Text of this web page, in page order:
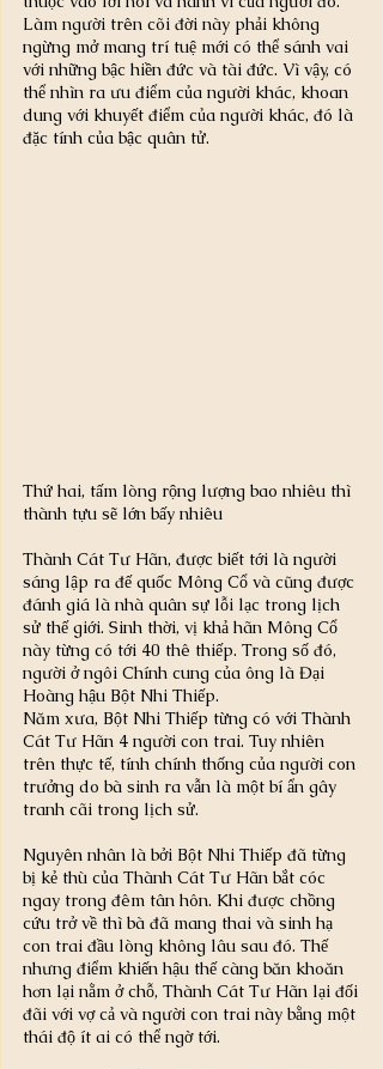
Làm người trên cõi đời này phải không
ngừng mở mang trí tuệ mới có thể sánh vai
với những bậc hiền đức và tài đức. Vì vậy, có
thể nhìn ra ưu điểm của người khác, khoan
dung với khuyết điểm của người khác, đó là
đặc tính của bậc quân tử.
Thứ hai, tấm lòng rộng lượng bao nhiêu thì
thành tựu sẽ lớn bấy nhiêu
Thành Cát Tư Hãn, được biết tới là người
sáng lập ra đế quốc Mông Cổ và cũng được
đánh giá là nhà quân sự lỗi lạc trong lịch
sử thế giới. Sinh thời, vị khả hãn Mông Cổ
này từng có tới 40 thê thiếp. Trong số đó,
người ở ngôi Chính cung của ông là Đại
Hoàng hậu Bột Nhi Thiếp.
Năm xưa, Bột Nhi Thiếp từng có với Thành
Cát Tư Hãn 4 người con trai. Tuy nhiên
trên thực tế, tính chính thống của người con
trưởng do bà sinh ra vẫn là một bí ẩn gây
tranh cãi trong lịch sử.
Nguyên nhân là bởi Bột Nhi Thiếp đã từng
bị kẻ thù của Thành Cát Tư Hãn bắt cóc
ngay trong đêm tân hôn. Khi được chồng
cứu trở về thì bà đã mang thai và sinh hạ
con trai đầu lòng không lâu sau đó. Thế
nhưng điểm khiến hậu thế càng băn khoăn
hơn lại nằm ở chỗ, Thành Cát Tư Hãn lại đối
đãi với vợ cả và người con trai này bằng một
thái độ ít ai có thể ngờ tới.